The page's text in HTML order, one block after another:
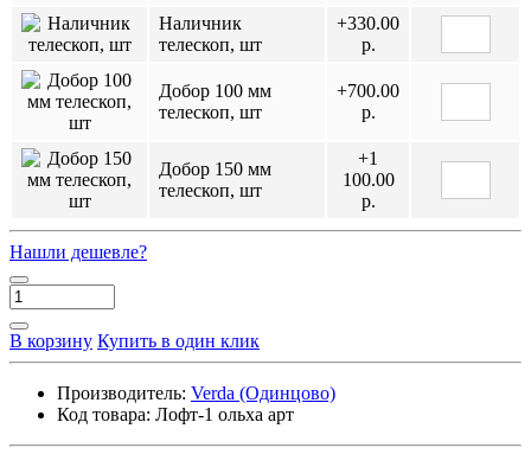
Наличник
телескоп, шт
+330.00
р.
Добор 100 мм
телескоп, шт
+700.00
р.
Добор 150 мм
телескоп, шт
+1
100.00
р.
Нашли дешевле?
В корзину Купить в один клик
Производитель: Verda (Одинцово)
Код товара: Лофт-1 ольха арт